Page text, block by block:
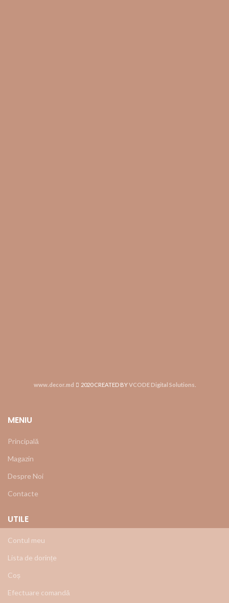
www.decor.md 2020 CREATED BYVCODE Digital Solutions
MENIU
Principală
Magazin
Despre Noi
Contacte
UTILE
Contul meu
Lista de dorințe
Coș
Efectuare comandă